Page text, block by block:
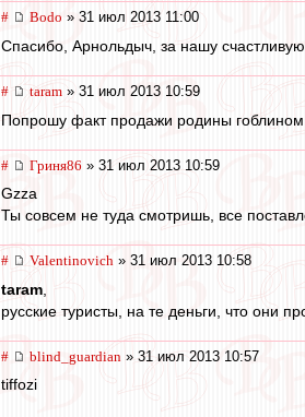
# Bodo » 31 июл 2013 11:00
Спасибо, Арнольдыч, за нашу
# taram » 31 июл 2013 10:59
Попрошу факт продажи родины гоблином
# Гриня86 » 31 июл 2013 10:59
Gzza
Ты совсем не туда смотришь, все
# Valentinovich » 31 июл 2013 10:58
taram
русские туристы, на те деньги, что они
# blind_guardian » 31 июл 2013 10:57
tiffozi